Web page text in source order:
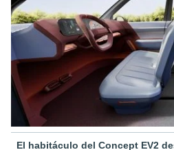
El habitáculo del Concept EV2